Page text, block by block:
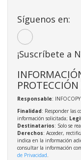
Síguenos en:
¡Suscríbete a
Responsable:
Finalidad: Responder las
información solicitada;
Destinatarios: Solo se
Derechos: Acceder,
indica en la información
consultar la información
de Privacidad